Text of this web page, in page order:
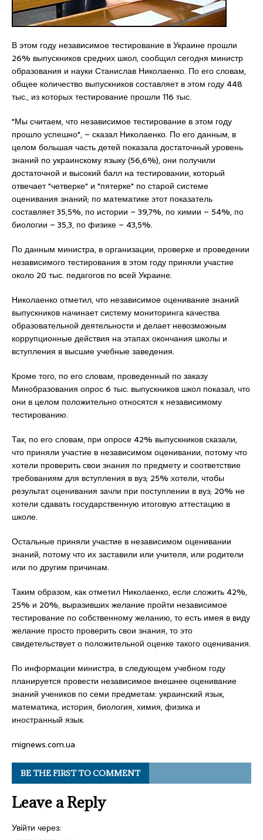
В этом году независимое тестирование в Украине прошли
26% выпускников средних школ, сообщил сегодня министр
образования и науки Станислав Николаенко. По его словам,
общее количество выпускников составляет в этом году 448
тыс., из которых тестирование прошли 116 тыс.
"Мы считаем, что независимое тестирование в этом году
прошло успешно", – сказал Николаенко. По его данным, в
целом большая часть детей показала достаточный уровень
знаний по украинскому языку (56,6%), они получили
достаточной и высокий балл на тестировании, который
отвечает "четверке" и "пятерке" по старой системе
оценивания знаний; по математике этот показатель
составляет 35,5%, по истории – 39,7%, по химии – 54%, по
биологии – 35,3, по физике – 43,5%.
По данным министра, в организации, проверке и проведении
независимого тестирования в этом году приняли участие
около 20 тыс. педагогов по всей Украине.
Николаенко отметил, что независимое оценивание знаний
выпускников начинает систему мониторинга качества
образовательной деятельности и делает невозможным
коррупционные действия на этапах окончания школы и
вступления в высшие учебные заведения.
Кроме того, по его словам, проведенный по заказу
Минобразования опрос 6 тыс. выпускников школ показал, что
они в целом положительно относятся к независимому
тестированию.
Так, по его словам, при опросе 42% выпускников сказали,
что приняли участие в независимом оценивании, потому что
хотели проверить свои знания по предмету и соответствие
требованиям для вступления в вуз; 25% хотели, чтобы
результат оценивания зачли при поступлении в вуз; 20% не
хотели сдавать государственную итоговую аттестацию в
школе.
Остальные приняли участие в независимом оценивании
знаний, потому что их заставили или учителя, или родители
или по другим причинам.
Таким образом, как отметил Николаенко, если сложить 42%,
25% и 20%, выразивших желание пройти независимое
тестирование по собственному желанию, то есть имея в виду
желание просто проверить свои знания, то это
свидетельствует о положительной оценке такого оценивания.
По информации министра, в следующем учебном году
планируется провести независимое внешнее оценивание
знаний учеников по семи предметам: украинский язык,
математика, история, биология, химия, физика и
иностранный язык.
mignews.com.ua
BE THE FIRST TO COMMENT
Leave a Reply
Увійти через: